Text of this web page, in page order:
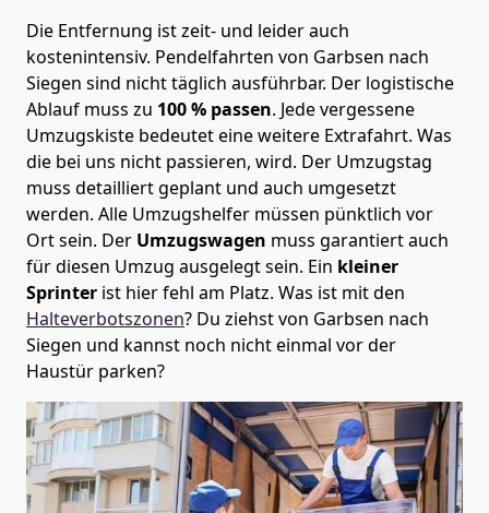
Die Entfernung ist zeit- und leider auch
kostenintensiv. Pendelfahrten von Garbsen nach
Siegen sind nicht täglich ausführbar. Der logistische
Ablauf muss zu 100 % passen. Jede vergessene
Umzugskiste bedeutet eine weitere Extrafahrt. Was
die bei uns nicht passieren, wird. Der Umzugstag
muss detailliert geplant und auch umgesetzt
werden. Alle Umzugshelfer müssen pünktlich vor
Ort sein. Der Umzugswagen muss garantiert auch
für diesen Umzug ausgelegt sein. Ein kleiner
Sprinter ist hier fehl am Platz. Was ist mit den
Halteverbotszonen? Du ziehst von Garbsen nach
Siegen und kannst noch nicht einmal vor der
Haustür parken?